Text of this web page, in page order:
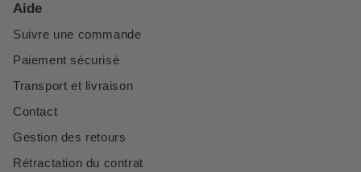
Aide
Suivre une commande
Paiement sécurisé
Transport et livraison
Contact
Gestion des retours
Rétractation du contrat